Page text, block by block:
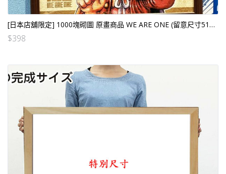
[日本店舖限定] 1000塊砌圖 原畫商品 WE ARE ONE (留意尺寸51×73.5CM)
$398